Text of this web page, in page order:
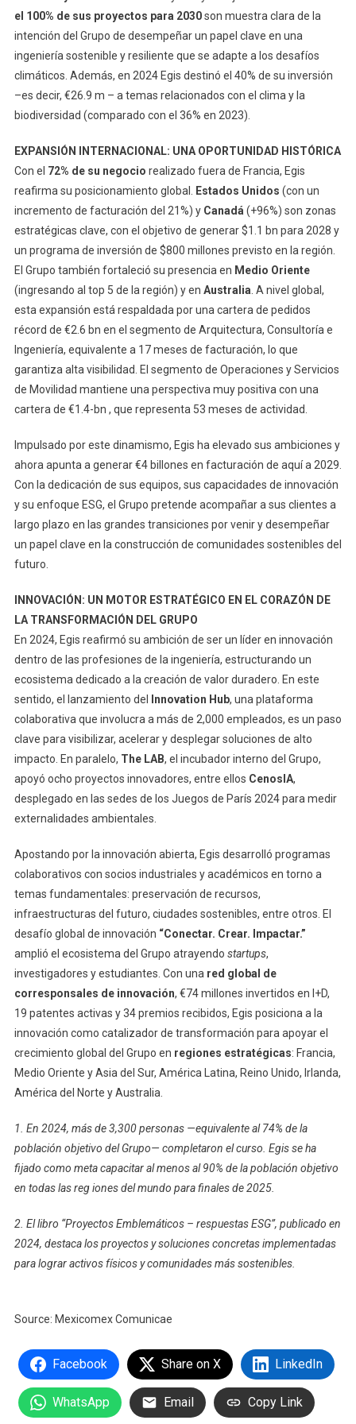
el 100% de sus proyectos para 2030son muestra clara de la
intención del Grupo de desempeñar un papel clave en una
ingeniería sostenible y resiliente que se adapte a los desafíos
climáticos. Además, en 2024 Egis destinó el 40% de su inversión
–es decir, €26.9 m – a temas relacionados con el clima y la
biodiversidad (comparado con el 36% en 2023).
EXPANSIÓN INTERNACIONAL: UNA OPORTUNIDAD HISTÓRICA
Con el 72% de su negocio realizado fuera de Francia, Egis
reafirma su posicionamiento global.
Estados Unidos (con un
incremento de facturación del 21%) y Canadá (+96%) son zonas
estratégicas clave, con el objetivo de generar $1.1 bn para 2028 y
un programa de inversión de $800 millones previsto en la región.
El Grupo también fortaleció su presencia en Medio Oriente
(ingresando al top 5 de la región) y en Australia . A nivel global,
esta expansión está respaldada por una cartera de pedidos
récord de €2.6 bn en el segmento de Arquitectura, Consultoría e
Ingeniería, equivalente a 17 meses de facturación, lo que
garantiza alta visibilidad. El segmento de Operaciones y Servicios
de Movilidad mantiene una perspectiva muy positiva con una
cartera de €1.4-bn , que representa 53 meses de actividad.
Impulsado por este dinamismo, Egis ha elevado sus ambiciones y
ahora apunta a generar €4 billones en facturación de aquí a 2029.
Con la dedicación de sus equipos, sus capacidades de innovación
y su enfoque ESG, el Grupo pretende acompañar a sus clientes a
largo plazo en las grandes transiciones por venir y desempeñar
un papel clave en la construcción de comunidades sostenibles del
futuro.
INNOVACIÓN: UN MOTOR ESTRATÉGICO EN EL CORAZÓN DE
LA TRANSFORMACIÓN DEL GRUPO
En 2024, Egis reafirmó su ambición de ser un líder en innovación
dentro de las profesiones de la ingeniería, estructurando un
ecosistema dedicado a la creación de valor duradero. En este
sentido, el lanzamiento del
Innovation Hub, una plataforma
colaborativa que involucra a más de 2,000 empleados, es un paso
clave para visibilizar, acelerar y desplegar soluciones de alto
impacto. En paralelo, The LAB, el incubador interno del Grupo,
apoyó ocho proyectos innovadores, entre ellos CenosIA,
desplegado en las sedes de los Juegos de París 2024 para medir
externalidades ambientales.
Apostando por la innovación abierta, Egis desarrolló programas
colaborativos con socios industriales y académicos en torno a
temas fundamentales: preservación de recursos,
infraestructuras del futuro, ciudades sostenibles, entre otros. El
desafío global de innovación “Conectar. Crear. Impactar.”
amplió el ecosistema del Grupo atrayendo startups,
investigadores y estudiantes. Con una red global de
corresponsales de innovación, €74 millones invertidos en I+D,
19 patentes activas y 34 premios recibidos, Egis posiciona a la
innovación como catalizador de transformación para apoyar el
crecimiento global del Grupo en regiones estratégicas: Francia,
Medio Oriente y Asia del Sur, América Latina, Reino Unido, Irlanda,
América del Norte y Australia.
1. En 2024, más de 3,300 personas —equivalente al 74% de la
población objetivo del Grupo— completaron el curso. Egis se ha
fijado como meta capacitar al menos al 90% de la población objetivo
en todas las reg iones del mundo para finales de 2025.
2. El libro “Proyectos Emblemáticos – respuestas ESG”, publicado en
2024, destaca los proyectos y soluciones concretas implementadas
para lograr activos físicos y comunidades más sostenibles.
Source: Mexicomex Comunicae
Facebook Share on X LinkedIn
WhatsApp Email Copy Link